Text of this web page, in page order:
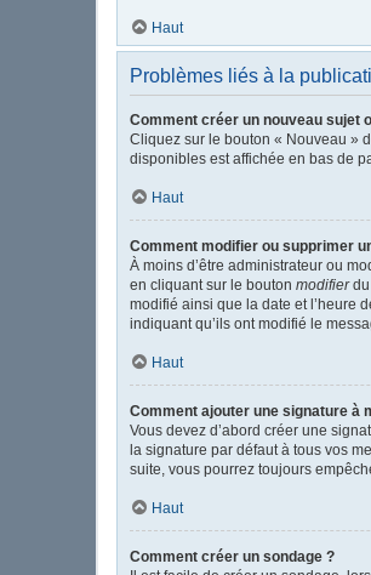
Haut
Problèmes liés à la
Comment créer un nouveau sujet
Cliquez sur le bouton « Nouveau »
disponibles est affichée en bas de
Haut
Comment modifier ou supprimer
À moins d’être administrateur ou
en cliquant sur le bouton modifierdu
modifié ainsi que la date et l’heure
indiquant qu’ils ont modifié le
Haut
Comment ajouter une signature à
Vous devez d’abord créer une
la signature par défaut à tous vos
suite, vous pourrez toujours
Haut
Comment créer un sondage ?